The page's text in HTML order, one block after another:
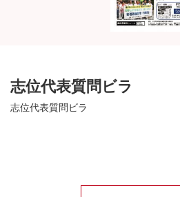
志位代表質問ビラ
志位代表質問ビラ